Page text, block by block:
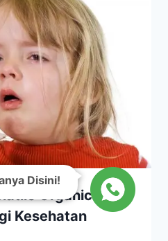
Organic
Kesehatan
Disini!